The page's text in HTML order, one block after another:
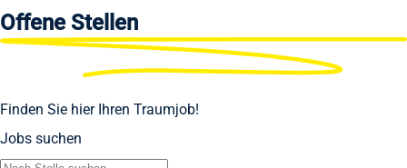
Offene Stellen
Finden Sie hier Ihren Traumjob!
Jobs suchen